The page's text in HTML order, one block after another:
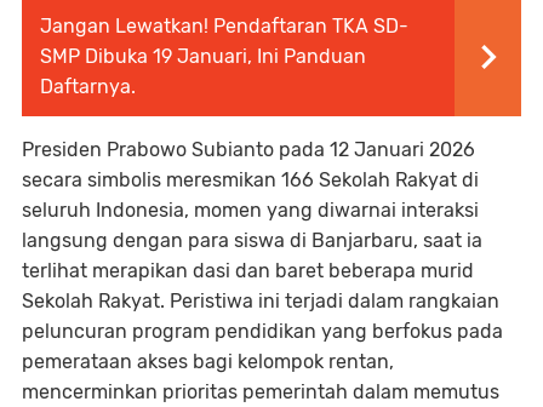
Jangan Lewatkan! Pendaftaran TKA SD-
SMP Dibuka 19 Januari, Ini Panduan
Daftarnya.
Presiden Prabowo Subianto pada 12 Januari 2026
secara simbolis meresmikan 166 Sekolah Rakyat di
seluruh Indonesia, momen yang diwarnai interaksi
langsung dengan para siswa di Banjarbaru, saat ia
terlihat merapikan dasi dan baret beberapa murid
Sekolah Rakyat. Peristiwa ini terjadi dalam rangkaian
peluncuran program pendidikan yang berfokus pada
pemerataan akses bagi kelompok rentan,
mencerminkan prioritas pemerintah dalam memutus